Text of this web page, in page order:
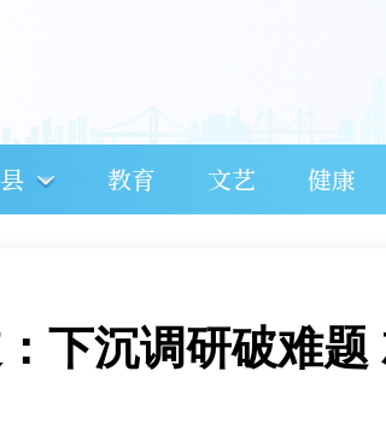
教育 文艺 健康
下沉调研破难题